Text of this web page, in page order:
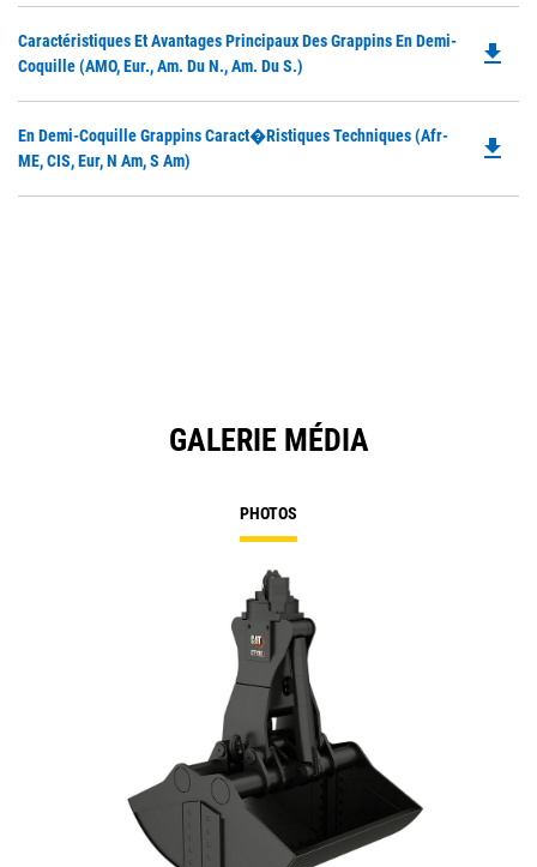
Caractéristiques Et Avantages Principaux Des Grappins En Demi-
Coquille (AMO, Eur., Am. Du N., Am. Du S.)
file_download
En Demi-Coquille Grappins Caract�ristiques Techniques (Afr-
ME, CIS, Eur, N Am, S Am)
file_download
GALERIE MÉDIA
PHOTOS